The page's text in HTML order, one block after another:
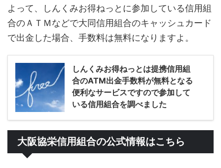
よって、しんくみお得ねっとに参加している信用組
合のＡＴＭなどで大同信用組合のキャッシュカード
で出金した場合、手数料は無料になりますよ。
しんくみお得ねっとは提携信用組
合のATM出金手数料が無料となる
便利なサービスですので参加して
いる信用組合を調べました
大阪協栄信用組合の公式情報はこちら